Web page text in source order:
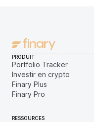
PRODUIT
Portfolio Tracker
Investir en crypto
Finary Plus
Finary Pro
RESSOURCES